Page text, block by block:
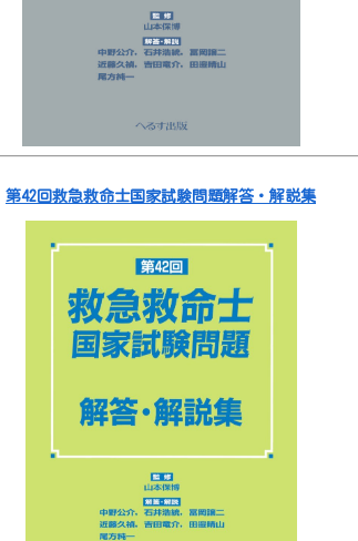
第42回救急救命士国家試験問題解答・解説集